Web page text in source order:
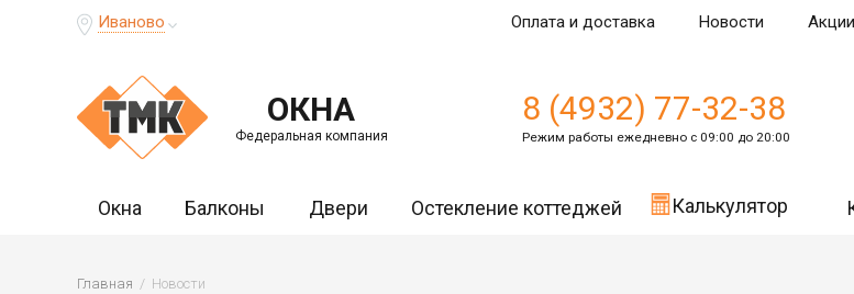
Иваново Оплата и доставка Новости Акции
ОКНА
Федеральная компания
8 (4932) 77-32-38
Режим работы ежедневно с 09:00 до 20:00
Окна Балконы Двери Остекление коттеджей Калькулятор
Главная Новости